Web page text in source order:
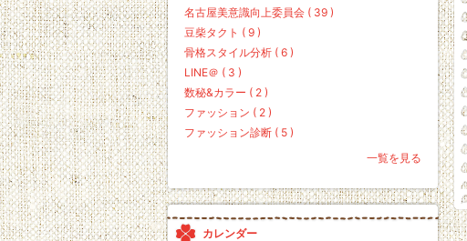
名古屋美意識向上委員会 ( 39 )
豆柴タクト ( 9 )
骨格スタイル分析 ( 6 )
LINE＠ ( 3 )
数秘&カラー ( 2 )
ファッション ( 2 )
ファッション診断 ( 5 )
一覧を見る
カレンダー